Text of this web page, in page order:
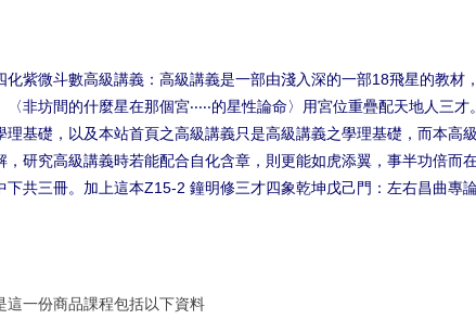
化紫微斗數高級講義：高級講義是一部由淺入深的一部18飛星的教材
〈非坊間的什麼星在那個宮‧‧‧‧‧的星性論命〉用宮位重疊配天地人三
理基礎，以及本站首頁之高級講義只是高級講義之學理基礎，而本高
，研究高級講義時若能配合自化含章，則更能如虎添翼，事半功倍而
下共三冊。加上這本Z15-2 鐘明修三才四象乾坤戊己門：左右昌曲專論
這一份商品課程包括以下資料